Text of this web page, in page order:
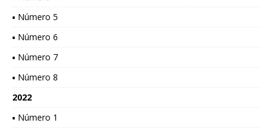
▪ Número 5
▪ Número 6
▪ Número 7
▪ Número 8
2022
▪ Número 1